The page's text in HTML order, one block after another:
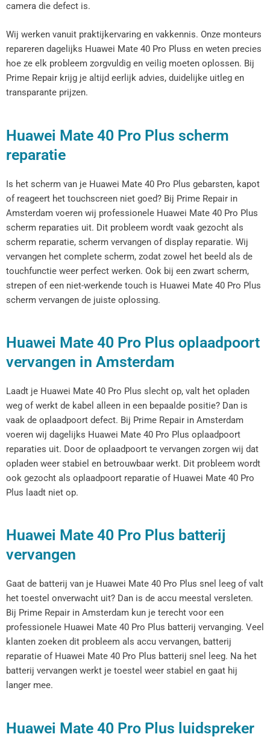
camera die defect is.
Wij werken vanuit praktijkervaring en vakkennis. Onze monteurs
repareren dagelijks Huawei Mate 40 Pro Pluss en weten precies
hoe ze elk probleem zorgvuldig en veilig moeten oplossen. Bij
Prime Repair krijg je altijd eerlijk advies, duidelijke uitleg en
transparante prijzen.
Huawei Mate 40 Pro Plus scherm
reparatie
Is het scherm van je Huawei Mate 40 Pro Plus gebarsten, kapot
of reageert het touchscreen niet goed? Bij Prime Repair in
Amsterdam voeren wij professionele Huawei Mate 40 Pro Plus
scherm reparaties uit. Dit probleem wordt vaak gezocht als
scherm reparatie, scherm vervangen of display reparatie. Wij
vervangen het complete scherm, zodat zowel het beeld als de
touchfunctie weer perfect werken. Ook bij een zwart scherm,
strepen of een niet-werkende touch is Huawei Mate 40 Pro Plus
scherm vervangen de juiste oplossing.
Huawei Mate 40 Pro Plus oplaadpoort
vervangen in Amsterdam
Laadt je Huawei Mate 40 Pro Plus slecht op, valt het opladen
weg of werkt de kabel alleen in een bepaalde positie? Dan is
vaak de oplaadpoort defect. Bij Prime Repair in Amsterdam
voeren wij dagelijks Huawei Mate 40 Pro Plus oplaadpoort
reparaties uit. Door de oplaadpoort te vervangen zorgen wij dat
opladen weer stabiel en betrouwbaar werkt. Dit probleem wordt
ook gezocht als oplaadpoort reparatie of Huawei Mate 40 Pro
Plus laadt niet op.
Huawei Mate 40 Pro Plus batterij
vervangen
Gaat de batterij van je Huawei Mate 40 Pro Plus snel leeg of valt
het toestel onverwacht uit? Dan is de accu meestal versleten.
Bij Prime Repair in Amsterdam kun je terecht voor een
professionele Huawei Mate 40 Pro Plus batterij vervanging. Veel
klanten zoeken dit probleem als accu vervangen, batterij
reparatie of Huawei Mate 40 Pro Plus batterij snel leeg. Na het
batterij vervangen werkt je toestel weer stabiel en gaat hij
langer mee.
Huawei Mate 40 Pro Plus luidspreker